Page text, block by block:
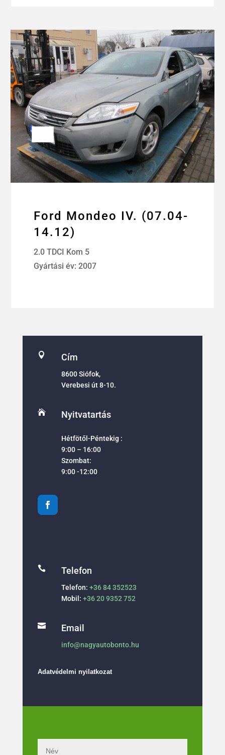
Ford Mondeo IV. (07.04-
14.12)
2.0 TDCI Kom 5
Gyártási év: 2007
 Cím
8600 Siófok,
Verebesi út 8-10.
 Nyitvatartás
Hétfötől-Péntekig :
9:00 – 16:00
Szombat:
9:00 -12:00
 Telefon
Telefon: +36 84 352523
Mobil: +36 20 9352 752
 Email
info@nagyautobonto.hu
Adatvédelmi nyilatkozat